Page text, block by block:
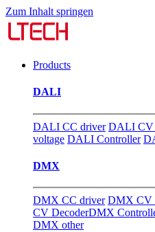
Zum Inhalt springen
Products
DALI
DALI CC driver DALI CV
voltage DALI Controller
DMX
DMX CC driver DMX CV
CV DecoderDMX
DMX other